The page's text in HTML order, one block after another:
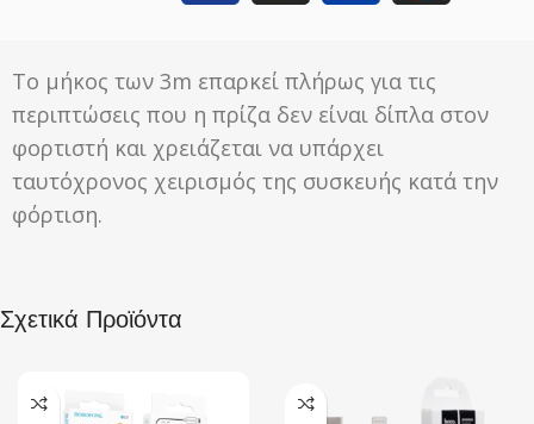
Το μήκος των 3m επαρκεί πλήρως για τις
περιπτώσεις που η πρίζα δεν είναι δίπλα στον
φορτιστή και χρειάζεται να υπάρχει
ταυτόχρονος χειρισμός της συσκευής κατά την
φόρτιση.
Σχετικά Προϊόντα